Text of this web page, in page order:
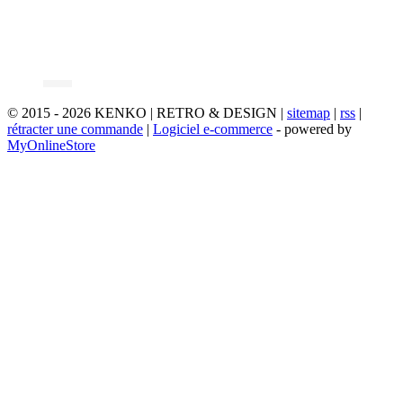
© 2015 - 2026 KENKO | RETRO & DESIGN | sitemap | rss |
rétracter une commande | Logiciel e-commerce - powered by
MyOnlineStore